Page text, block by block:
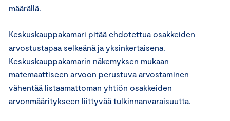
määrällä.
Keskuskauppakamari pitää ehdotettua osakkeiden
arvostustapaa selkeänä ja yksinkertaisena.
Keskuskauppakamarin näkemyksen mukaan
matemaattiseen arvoon perustuva arvostaminen
vähentää listaamattoman yhtiön osakkeiden
arvonmääritykseen liittyvää tulkinnanvaraisuutta.